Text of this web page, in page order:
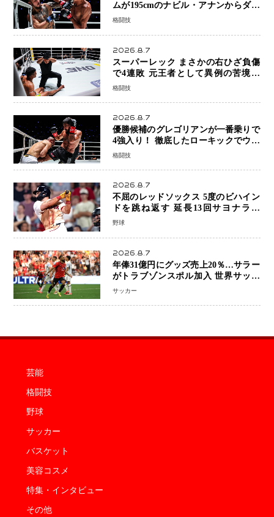
ムが195cmのナビル・アナンからダウ
ン奪取！猛反撃を耐え抜き判定勝利、
格闘技
2026.8.7
スーパーレック まさかの右ひざ負傷
で4連敗 元王者として異例の苦境…
「アクシデント」でも消えない危険信
格闘技
2026.8.7
優勝候補のグレゴリアンが一番乗りで
4強入り！ 徹底したローキックでウス
ビャンを攻略、判定勝利
格闘技
2026.8.7
不屈のレッドソックス 5度のビハイン
ドを跳ね返す 延長13回サヨナラ勝
ち 吉田正尚選手も2安打1打点で貢献 4
野球
2026.8.7
年俸31億円にグッズ売上20％…サラー
がトラブゾンスポル加入 世界サッカ
ーは「五大リーグ一強」から新時代へ
サッカー
芸能
格闘技
野球
サッカー
バスケット
美容コスメ
特集・インタビュー
その他